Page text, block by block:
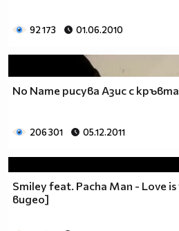
92 173 01.06.2010
No Name рисува Азис с кръвта
206 301 05.12.2011
Smiley feat. Pacha Man - Love
видео]